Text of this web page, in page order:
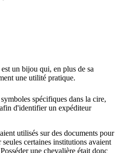
un bijou qui, en plus de sa
une utilité pratique.
spécifiques dans la cire,
d'identifier un expéditeur
utilisés sur des documents pour
certaines institutions avaient
une chevalière était donc